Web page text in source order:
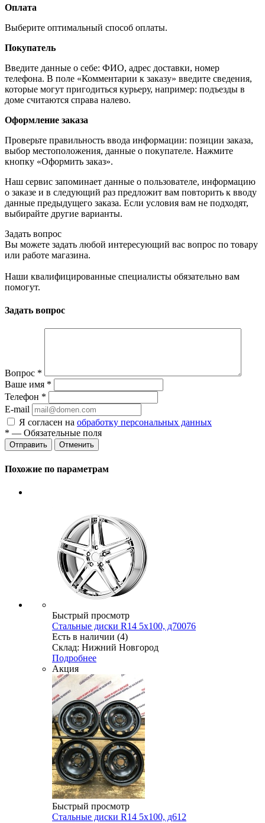
Оплата
Выберите оптимальный способ оплаты.
Покупатель
Введите данные о себе: ФИО, адрес доставки, номер
телефона. В поле «Комментарии к заказу» введите сведения,
которые могут пригодиться курьеру, например: подъезды в
доме считаются справа налево.
Оформление заказа
Проверьте правильность ввода информации: позиции заказа,
выбор местоположения, данные о покупателе. Нажмите
кнопку «Оформить заказ».
Наш сервис запоминает данные о пользователе, информацию
о заказе и в следующий раз предложит вам повторить к вводу
данные предыдущего заказа. Если условия вам не подходят,
выбирайте другие варианты.
Задать вопрос
Вы можете задать любой интересующий вас вопрос по товару
или работе магазина.
Наши квалифицированные специалисты обязательно вам
помогут.
Задать вопрос
Вопрос *
Ваше имя *
Телефон *
E-mail
Я согласен на обработку персональных данных
* — Обязательные поля
Отменить
Похожие по параметрам
Быстрый просмотр
Стальные диски R14 5x100, д70076
Есть в наличии (4)
Склад: Нижний Новгород
Подробнее
Акция
Быстрый просмотр
Стальные диски R14 5x100, д612